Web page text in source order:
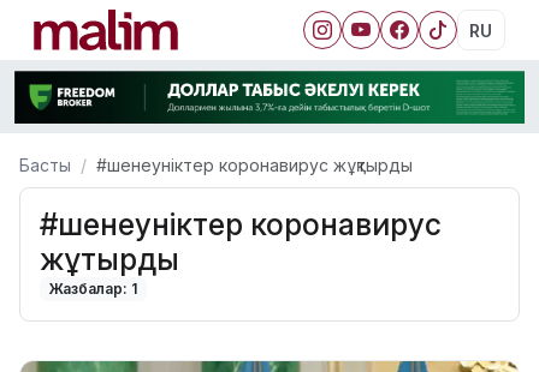
RU
Басты #шенеуніктер коронавирус жұқтырды
#шенеуніктер коронавирус
жұқтырды
Жазбалар: 1